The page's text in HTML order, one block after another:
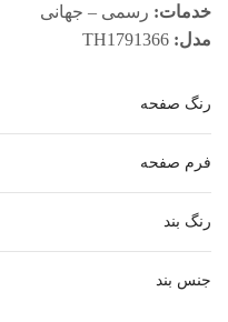
خدمات: رسمی – جهانی
مدل: TH1791366
رنگ صفحه
فرم صفحه
رنگ بند
جنس بند